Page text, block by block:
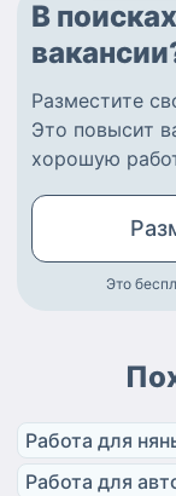
В
Разместите
Это повысит
хорошую
Это
Работа для
Работа для